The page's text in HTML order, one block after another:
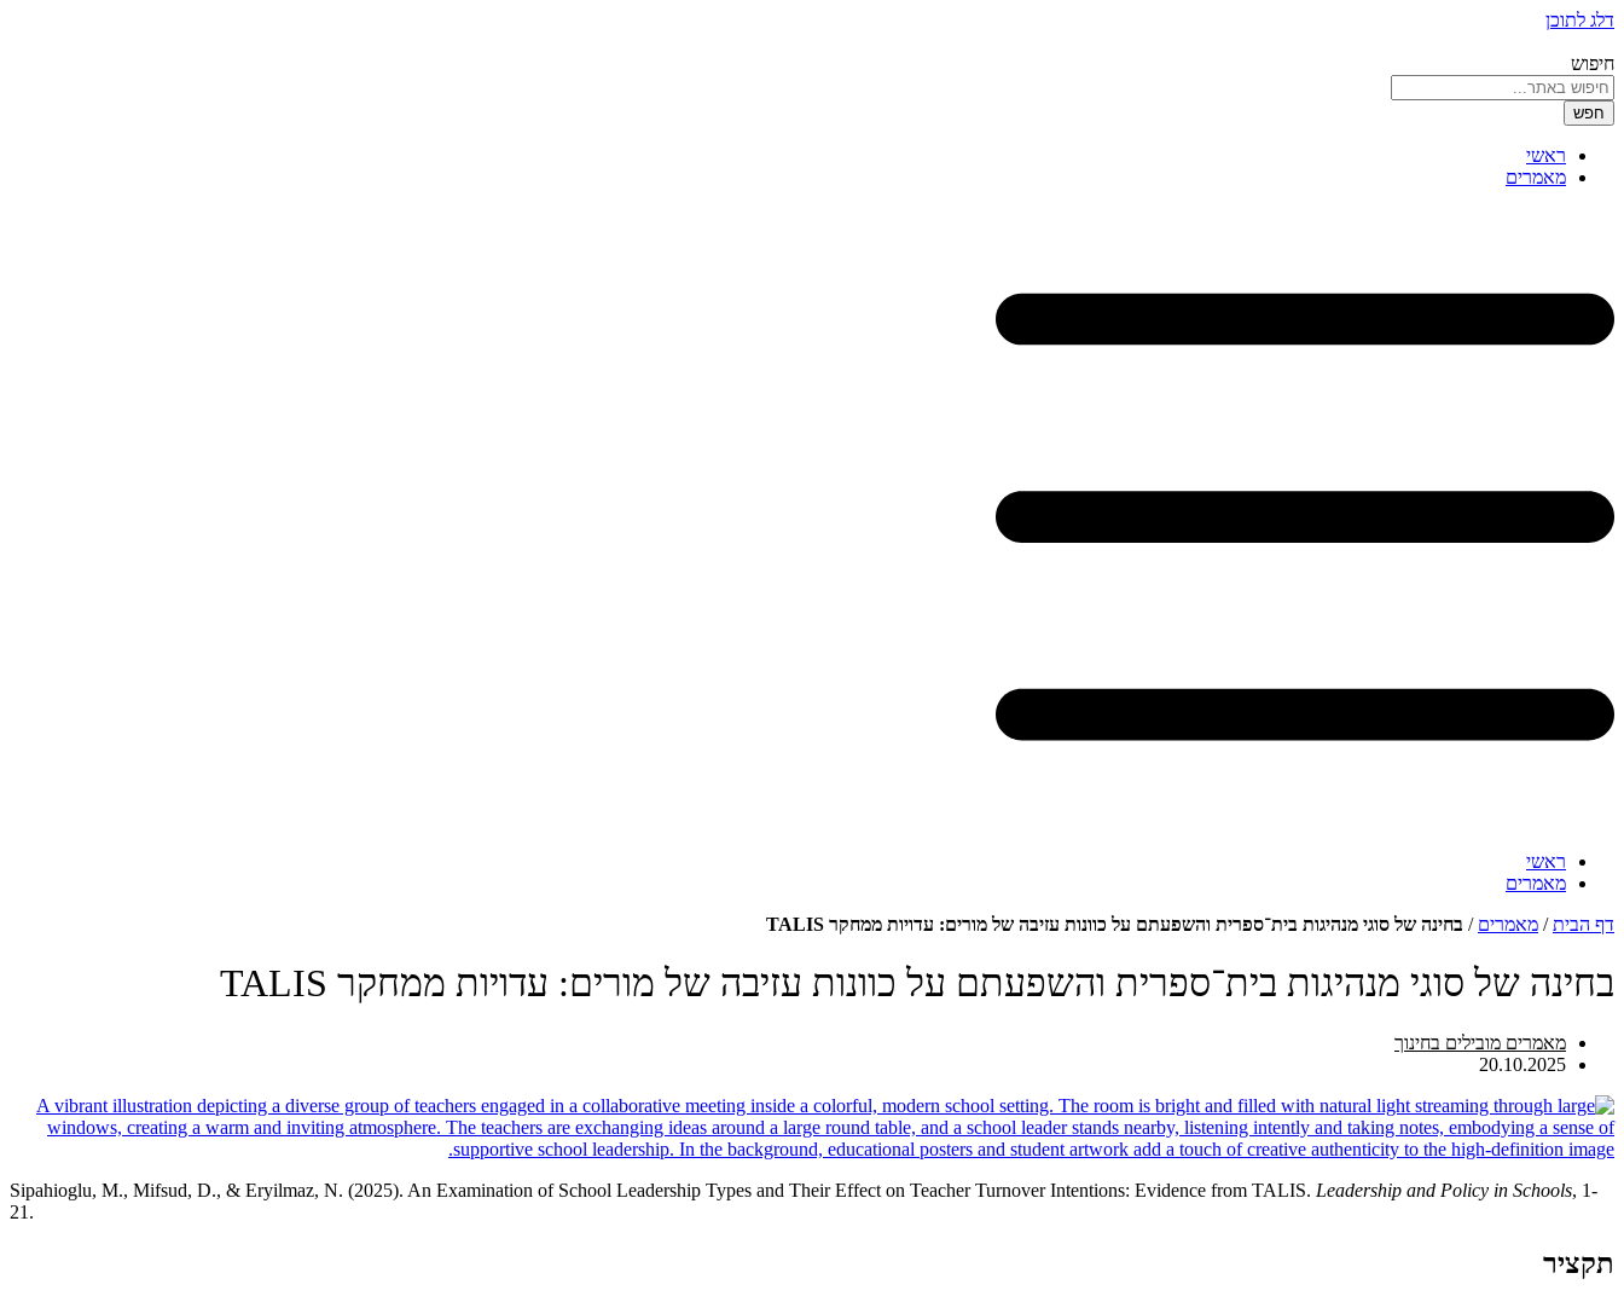
דלג לתוכן
חיפוש
חפש
ראשי
מאמרים
ראשי
מאמרים
דף הבית/ מאמרים / בחינה של סוגי מנהיגות בית־ספרית והשפעתם על כוונות עזיבה של מורים: עדויות ממחקר TALIS
בחינה של סוגי מנהיגות בית־ספרית והשפעתם על כוונות עזיבה של מורים: עדויות ממחקר TALIS
מאמרים מובילים בחינוך
20.10.2025
Sipahioglu, M., Mifsud, D., & Eryilmaz, N. (2025). An Examination of School Leadership Types and Their Effect on Teacher Turnover Intentions: Evidence from TALIS. Leadership and Policy in Schools, 1-
21.
תקציר